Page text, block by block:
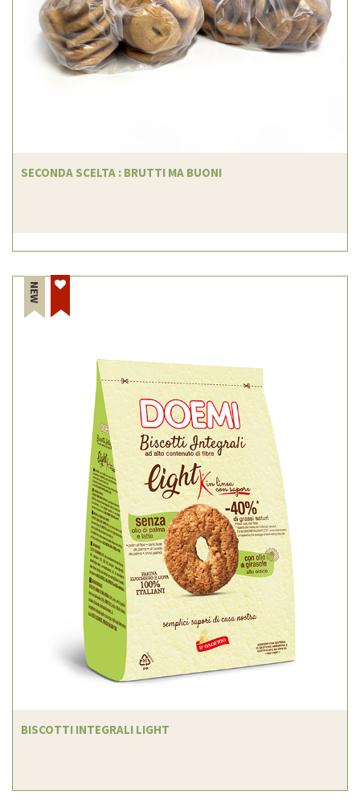
SECONDA SCELTA : BRUTTI MA BUONI
NEW
BISCOTTI INTEGRALI LIGHT